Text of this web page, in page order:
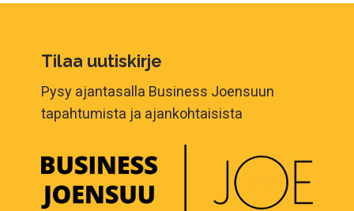
Tilaa uutiskirje
Pysy ajantasalla Business Joensuun
tapahtumista ja ajankohtaisista